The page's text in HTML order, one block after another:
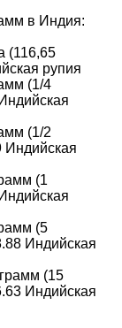
в Индия:
(116,65
рупия
(1/4
Индийская
(1/2
Индийская
(1
Индийская
(5
Индийская
(15
Индийская